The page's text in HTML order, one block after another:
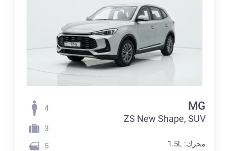
MG
ZS New Shape, SUV
محرك: 1.5L
4
3
5